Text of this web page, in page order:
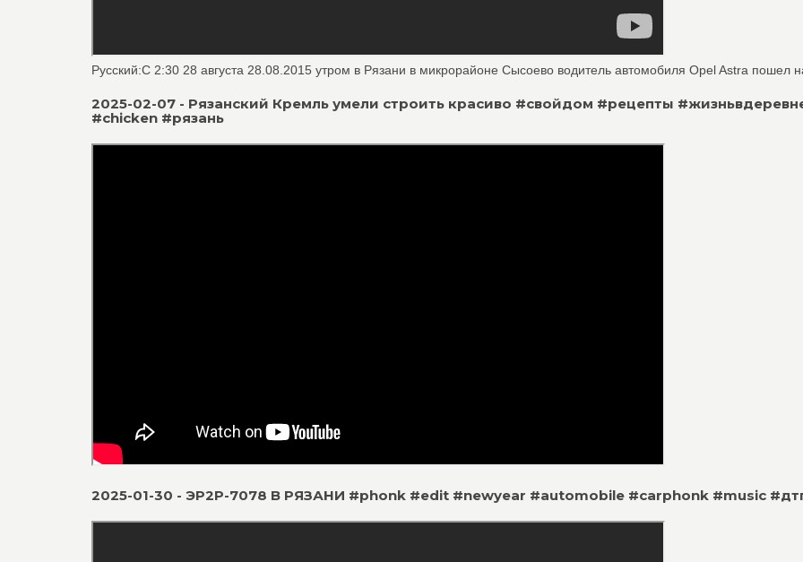
Русский:C 2:30 28 августа 28.08.2015 утром в Рязани в микрорайоне Сысоево водитель автомобиля Opel Astra пошел
2025-02-07 - Рязанский Кремль умели строить красиво #свойдом #рецепты
#chicken #рязань
2025-01-30 - ЭР2Р-7078 В РЯЗАНИ #phonk #edit #newyear #automobile #carphonk #music